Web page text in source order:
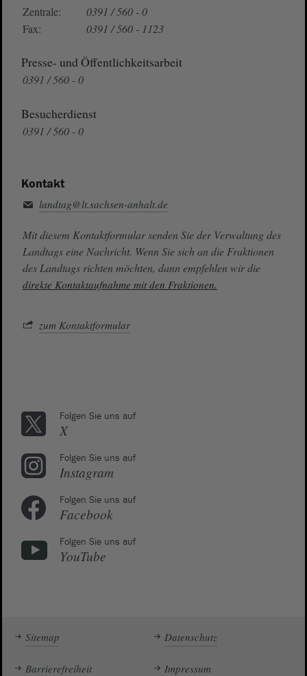
Zentrale:
0391 / 560 - 0
Fax:
0391 / 560 - 1123
Presse- und Öffentlichkeitsarbeit
0391 / 560 - 0
Besucherdienst
0391 / 560 - 0
Kontakt
landtag@lt.sachsen-anhalt.de
Mit diesem Kontaktformular senden Sie der Verwaltung des
Landtags eine Nachricht. Wenn Sie sich an die Fraktionen
des Landtags richten möchten, dann empfehlen wir die
direkte Kontaktaufnahme mit den Fraktionen.
zum Kontaktformular
Folgen Sie uns auf
X
Folgen Sie uns auf
Instagram
Folgen Sie uns auf
Facebook
Folgen Sie uns auf
YouTube
Sitemap Datenschutz
Barrierefreiheit Impressum